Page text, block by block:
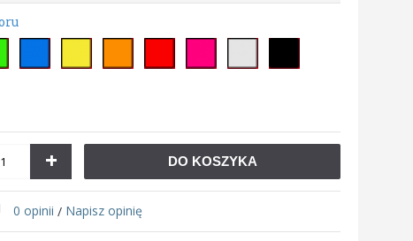
+ DO KOSZYKA
0 opinii / Napisz opinię